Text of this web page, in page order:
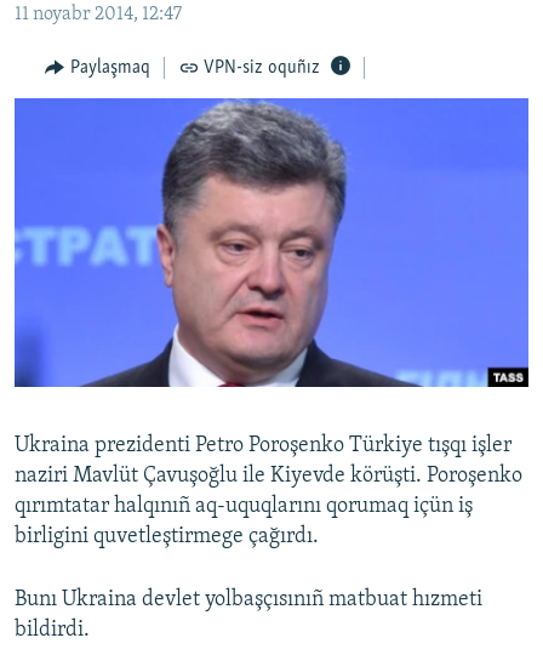
İNSAN AQLARI
VİDEO
Русский
QOŞULIÑIZ!
RFE/RS bütün saytları
11 noyabr 2014, 12:47
Paylaşmaq VPN-siz oquñız
Ukraina prezidenti Petro Poroşenko Türkiye tışqı işler
naziri Mavlüt Çavuşoğlu ile Kiyevde körüşti. Poroşenko
qırımtatar halqınıñ aq-uquqlarını qorumaq içün iş
birligini quvetleştirmege çağırdı.
Bunı Ukraina devlet yolbaşçısınıñ matbuat hızmeti
bildirdi.